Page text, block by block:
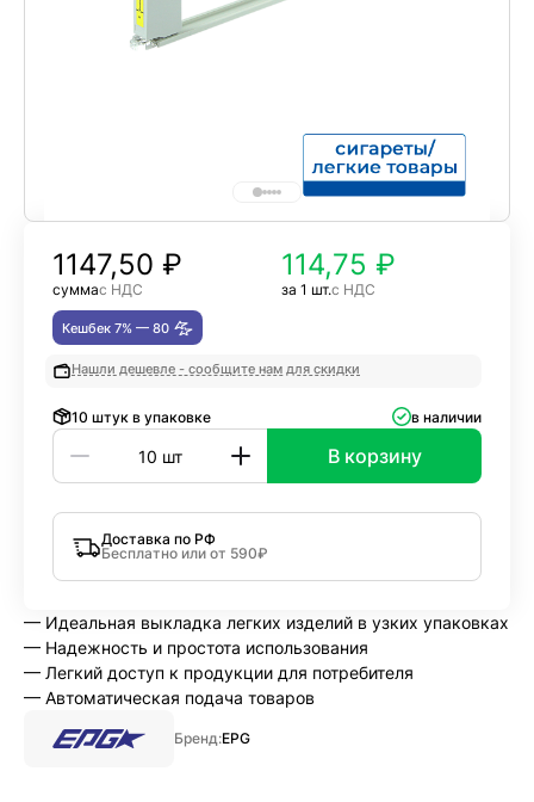
1147,50 ₽
суммас НДС
114,75 ₽
за 1 шт.с НДС
Кешбек 7% — 80
Нашли дешевле - сообщите нам для скидки
10 штук в упаковке в наличии
В корзину
Доставка по РФ
Бесплатно или от 590₽
— Идеальная выкладка легких изделий в узких упаковках
— Надежность и простота использования
— Легкий доступ к продукции для потребителя
— Автоматическая подача товаров
Бренд:EPG